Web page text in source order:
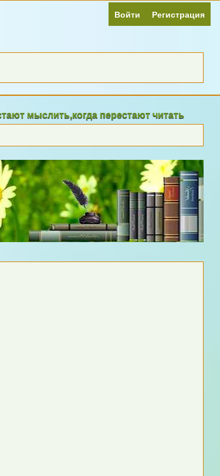
Войти Регистрация
перестают читать